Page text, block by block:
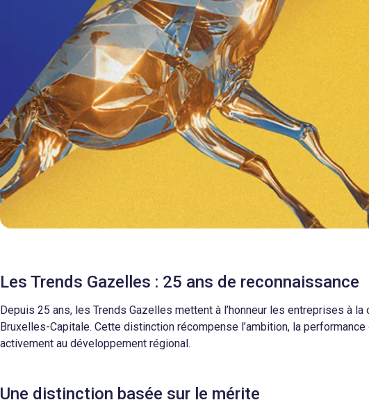
Les Trends Gazelles : 25 ans de reconnaissance
Depuis 25 ans, les Trends Gazelles mettent à l’honneur les entreprises à
Bruxelles-Capitale. Cette distinction récompense l’ambition, la
activement au développement régional.
Une distinction basée sur le mérite